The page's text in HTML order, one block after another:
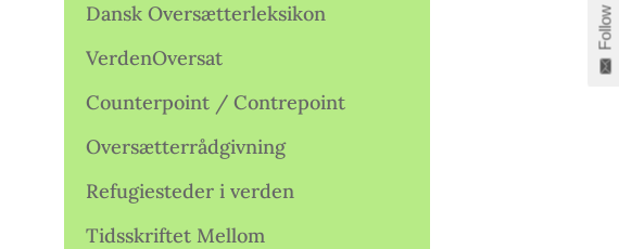
Dansk Oversætterleksikon
VerdenOversat
Counterpoint / Contrepoint
Oversætterrådgivning
Refugiesteder i verden
Tidsskriftet Mellom
Follow